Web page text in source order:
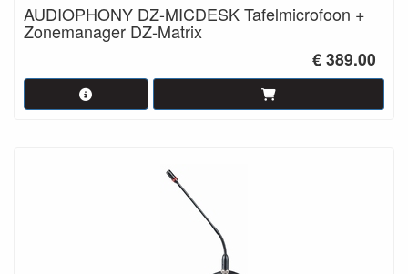
AUDIOPHONY DZ-MICDESK Tafelmicrofoon +
Zonemanager DZ-Matrix
€ 389.00